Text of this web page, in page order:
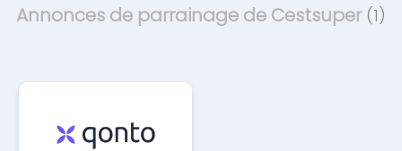
Annonces de parrainage de Cestsuper (1)